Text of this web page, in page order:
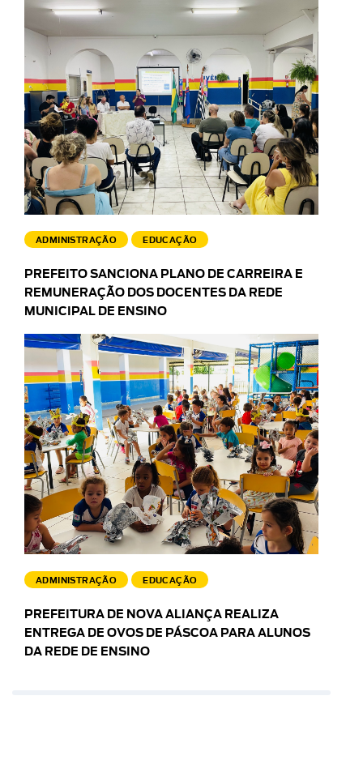
ADMINISTRAÇÃO EDUCAÇÃO
PREFEITO SANCIONA PLANO DE CARREIRA E
REMUNERAÇÃO DOS DOCENTES DA REDE
MUNICIPAL DE ENSINO
ADMINISTRAÇÃO EDUCAÇÃO
PREFEITURA DE NOVA ALIANÇA REALIZA
ENTREGA DE OVOS DE PÁSCOA PARA ALUNOS
DA REDE DE ENSINO